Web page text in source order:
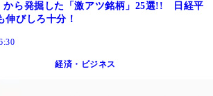
から発掘した「激アツ銘柄」25選!! 日経平
伸びしろ十分！
経済・ビジネス